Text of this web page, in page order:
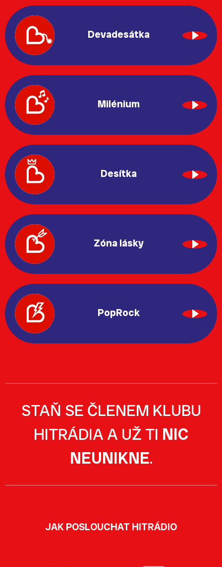
Devadesátka
Milénium
Desítka
Zóna lásky
PopRock
STAŇ SE ČLENEM KLUBU
HITRÁDIA A UŽ TI NIC
NEUNIKNE.
JAK POSLOUCHAT HITRÁDIO